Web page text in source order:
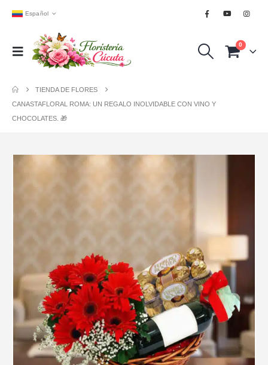
Español
0
TIENDA DE FLORES
CANASTAFLORAL ROMA: UN REGALO INOLVIDABLE CON VINO Y
CHOCOLATES. 🎁